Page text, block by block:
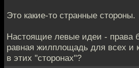
Это какие-то странные стороны.
Настоящие левые идеи - права
равная жилплощадь для всех и
в этих "сторонах"?